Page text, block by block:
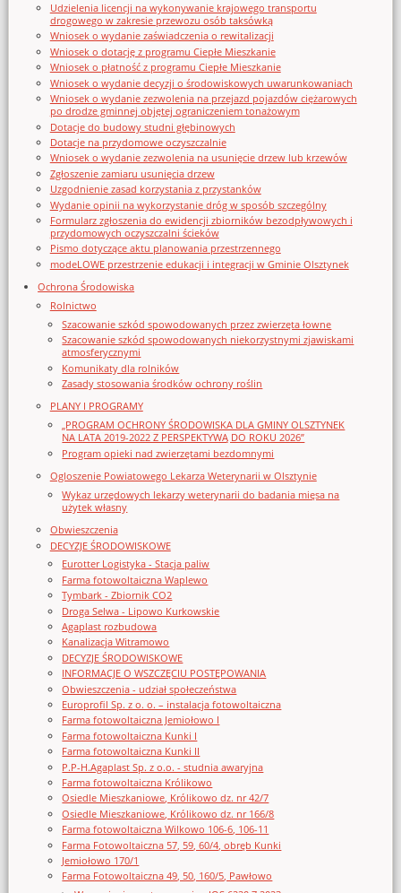
Udzielenia licencji na wykonywanie krajowego transportu
drogowego w zakresie przewozu osób taksówką
Wniosek o wydanie zaświadczenia o rewitalizacji
Wniosek o dotację z programu Ciepłe Mieszkanie
Wniosek o płatność z programu Ciepłe Mieszkanie
Wniosek o wydanie decyzji o środowiskowych uwarunkowaniach
Wniosek o wydanie zezwolenia na przejazd pojazdów ciężarowych
po drodze gminnej objętej ograniczeniem tonażowym
Dotacje do budowy studni głębinowych
Dotacje na przydomowe oczyszczalnie
Wniosek o wydanie zezwolenia na usunięcie drzew lub krzewów
Zgłoszenie zamiaru usunięcia drzew
Uzgodnienie zasad korzystania z przystanków
Wydanie opinii na wykorzystanie dróg w sposób szczególny
Formularz zgłoszenia do ewidencji zbiorników bezodpływowych i
przydomowych oczyszczalni ścieków
Pismo dotyczące aktu planowania przestrzennego
modeLOWE przestrzenie edukacji i integracji w Gminie Olsztynek
Ochrona Środowiska
Rolnictwo
Szacowanie szkód spowodowanych przez zwierzęta łowne
Szacowanie szkód spowodowanych niekorzystnymi zjawiskami
atmosferycznymi
Komunikaty dla rolników
Zasady stosowania środków ochrony roślin
PLANY I PROGRAMY
„PROGRAM OCHRONY ŚRODOWISKA DLA GMINY OLSZTYNEK
NA LATA 2019-2022 Z PERSPEKTYWĄ DO ROKU 2026”
Program opieki nad zwierzętami bezdomnymi
Ogloszenie Powiatowego Lekarza Weterynarii w Olsztynie
Wykaz urzędowych lekarzy weterynarii do badania mięsa na
użytek własny
Obwieszczenia
DECYZJE ŚRODOWISKOWE
Eurotter Logistyka - Stacja paliw
Farma fotowoltaiczna Waplewo
Tymbark - Zbiornik CO2
Droga Selwa - Lipowo Kurkowskie
Agaplast rozbudowa
Kanalizacja Witramowo
DECYZJE ŚRODOWISKOWE
INFORMACJE O WSZCZĘCIU POSTĘPOWANIA
Obwieszczenia - udział społeczeństwa
Europrofil Sp. z o. o. – instalacja fotowoltaiczna
Farma fotowoltaiczna Jemiołowo I
Farma fotowoltaiczna Kunki I
Farma fotowoltaiczna Kunki II
P.P-H.Agaplast Sp. z o.o. - studnia awaryjna
Farma fotowoltaiczna Królikowo
Osiedle Mieszkaniowe, Królikowo dz. nr 42/7
Osiedle Mieszkaniowe, Królikowo dz. nr 166/8
Farma fotowoltaiczna Wilkowo 106-6, 106-11
Farma Fotowoltaiczna 57, 59, 60/4, obręb Kunki
Jemiołowo 170/1
Farma Fotowoltaiczna 49, 50, 160/5, Pawłowo